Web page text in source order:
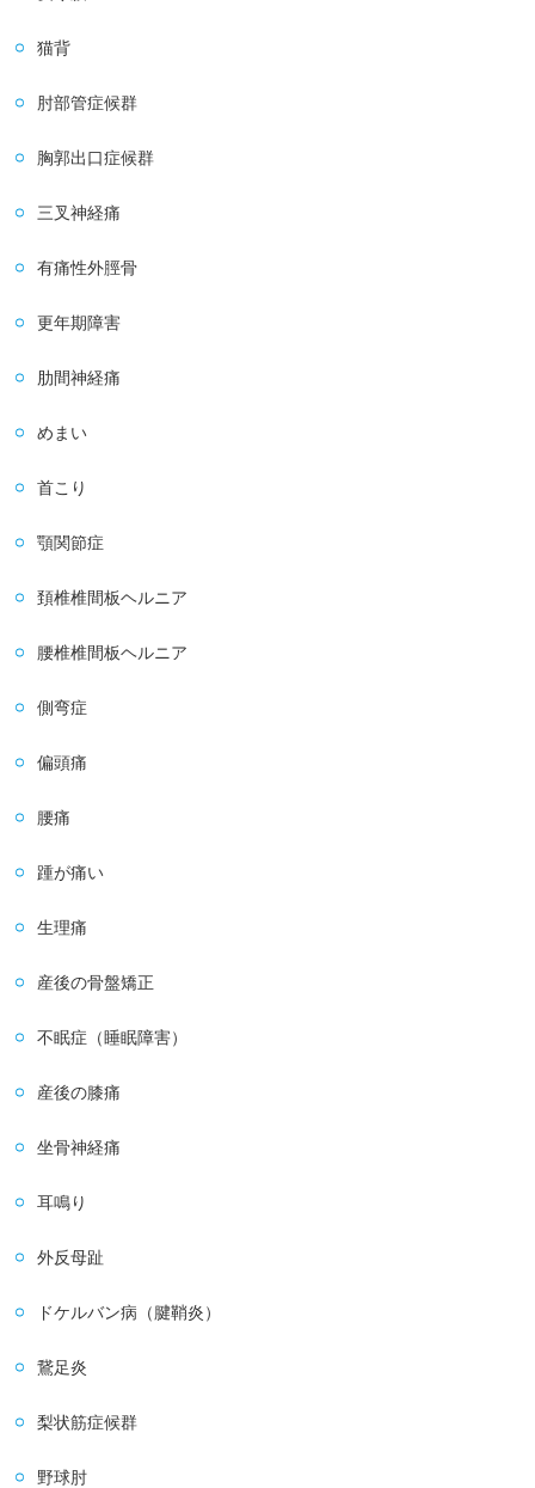
猫背
肘部管症候群
胸郭出口症候群
三叉神経痛
有痛性外脛骨
更年期障害
肋間神経痛
めまい
首こり
顎関節症
頚椎椎間板ヘルニア
腰椎椎間板ヘルニア
側弯症
偏頭痛
腰痛
踵が痛い
生理痛
産後の骨盤矯正
不眠症（睡眠障害）
産後の膝痛
坐骨神経痛
耳鳴り
外反母趾
ドケルバン病（腱鞘炎）
鵞足炎
梨状筋症候群
野球肘